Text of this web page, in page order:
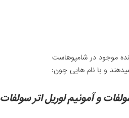
موجود در شامپوهاست
و با نام هایی چون:
و آمونیم لوریل اتر سولفات